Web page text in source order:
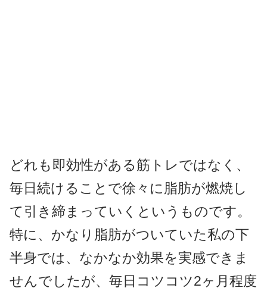
どれも即効性がある筋トレではなく、
毎日続けることで徐々に脂肪が燃焼し
て引き締まっていくというものです。
特に、かなり脂肪がついていた私の下
半身では、なかなか効果を実感できま
せんでしたが、毎日コツコツ2ヶ月程度